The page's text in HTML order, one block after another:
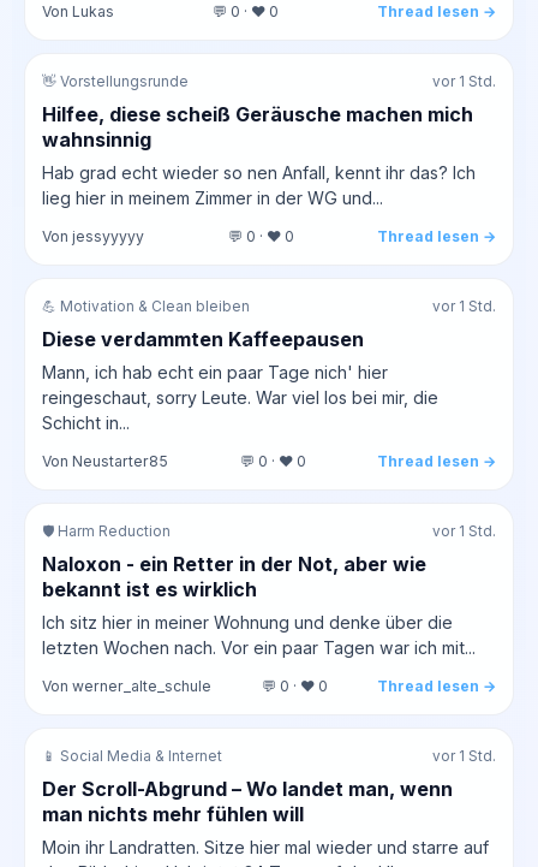
Von Lukas 💬 0 · ❤️ 0 Thread lesen →
👋 Vorstellungsrunde vor 1 Std.
Hilfee, diese scheiß Geräusche machen mich
wahnsinnig
Hab grad echt wieder so nen Anfall, kennt ihr das? Ich
lieg hier in meinem Zimmer in der WG und...
Von jessyyyyy 💬 0 · ❤️ 0 Thread lesen →
💪 Motivation & Clean bleiben vor 1 Std.
Diese verdammten Kaffeepausen
Mann, ich hab echt ein paar Tage nich' hier
reingeschaut, sorry Leute. War viel los bei mir, die
Schicht in...
Von Neustarter85 💬 0 · ❤️ 0 Thread lesen →
🛡️ Harm Reduction vor 1 Std.
Naloxon - ein Retter in der Not, aber wie
bekannt ist es wirklich
Ich sitz hier in meiner Wohnung und denke über die
letzten Wochen nach. Vor ein paar Tagen war ich mit...
Von werner_alte_schule 💬 0 · ❤️ 0 Thread lesen →
📱 Social Media & Internet vor 1 Std.
Der Scroll-Abgrund – Wo landet man, wenn
man nichts mehr fühlen will
Moin ihr Landratten. Sitze hier mal wieder und starre auf